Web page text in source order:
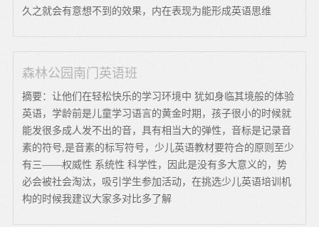
久之就会有意想不到的效果，内在表现为能形成英语思维
森林公园南门英语班
摘要：让他们在轻松快乐的学习环境中 犹如身临其境般的体验
英语，学龄前是儿童学习语言的黄金时期，孩子很小的时候就
能发很多成人发不出的音，具有相当大的弹性，音标是记录音
素的符号,是音素的标写符号，少儿英语教材要符合的原则至少
有三——权威性 系统性 科学性，因此是没有多大意义的，势
必会被社会淘汰，吸引学生参加活动，在挑选少儿英语培训机
构的时候我建议大家多对比多了解